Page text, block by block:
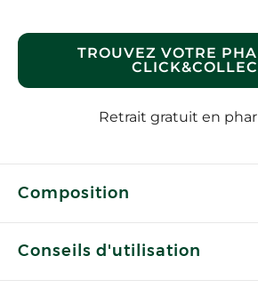
TROUVEZ VOTRE
Retrait gratuit en
Composition
Conseils d'utilisation